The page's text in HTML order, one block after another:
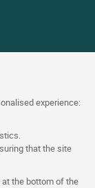
experience:
that the site
at the bottom of the